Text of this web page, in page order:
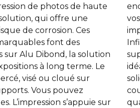
de photos de haute
qui offre une
de corrosion. Ces
font des
sur Alu Dibond, la solution
à long terme. Le
visé ou cloué sur
Vous pouvez
L’impression s’appuie sur